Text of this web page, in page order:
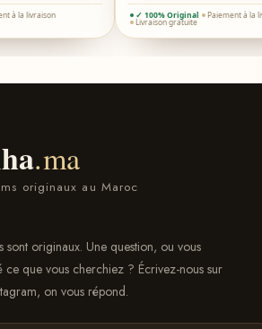
à la livraison ✓ 100% Original Paiement à la
Livraison gratuite
.ma
originaux au Maroc
sont originaux. Une question, ou vous
ce que vous cherchiez ? Écrivez-nous sur
on vous répond.